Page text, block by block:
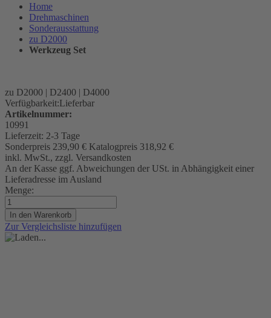
Home
Drehmaschinen
Sonderausstattung
zu D2000
Werkzeug Set
zu D2000 | D2400 | D4000
Verfügbarkeit:Lieferbar
Artikelnummer:
10991
Lieferzeit: 2-3 Tage
Sonderpreis 239,90 € Katalogpreis 318,92 €
inkl. MwSt., zzgl. Versandkosten
An der Kasse ggf. Abweichungen der USt. in Abhängigkeit einer
Lieferadresse im Ausland
Menge:
In den Warenkorb
Zur Vergleichsliste hinzufügen